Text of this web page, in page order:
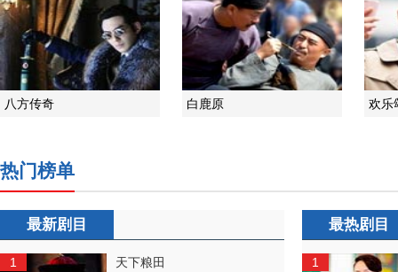
八方传奇 白鹿原 欢乐
热门榜单
最新剧目
1 天下粮田
最热剧目
1